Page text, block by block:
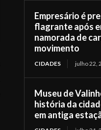
Empresário é
flagrante após
namorada de
movimento
CIDADES julho 22,
Museu de
história da
em antiga